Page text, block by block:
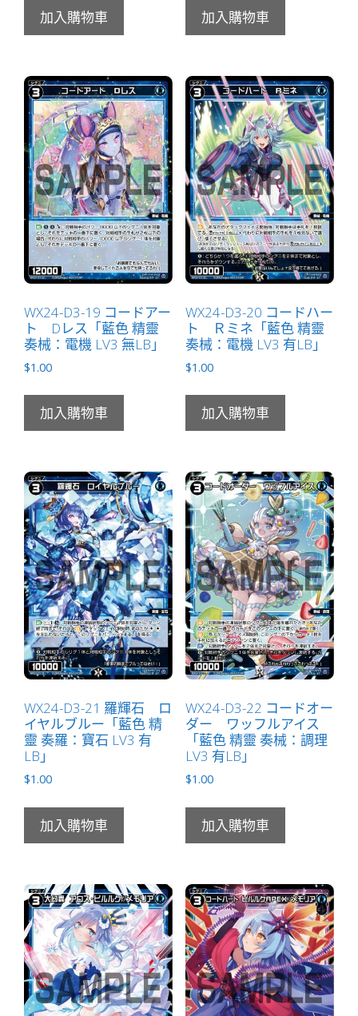
加入購物車 加入購物車
WX24-D3-19 コードアー
ト Dレス「藍色 精靈
奏械：電機 LV3 無LB」
$1.00
加入購物車
WX24-D3-20 コードハー
ト Ｒミネ「藍色 精靈
奏械：電機 LV3 有LB」
$1.00
加入購物車
WX24-D3-21 羅輝石 ロ
イヤルブルー「藍色 精
靈 奏羅：寶石 LV3 有
LB」
$1.00
加入購物車
WX24-D3-22 コードオー
ダー ワッフルアイス
「藍色 精靈 奏械：調理
LV3 有LB」
$1.00
加入購物車